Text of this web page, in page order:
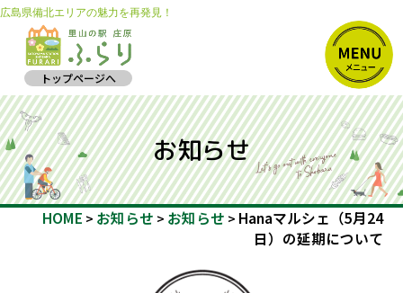
広島県備北エリアの魅力を再発見！
トップページへ
お知らせ
HOME > お知らせ > お知らせ > Hanaマルシェ（5月24
日）の延期について